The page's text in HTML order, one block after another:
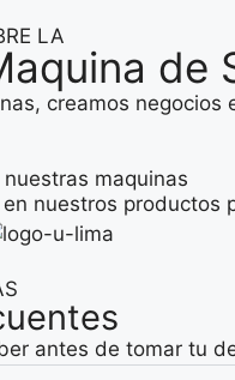
LA
de
creamos
maquinas
nuestros
antes de tomar tu